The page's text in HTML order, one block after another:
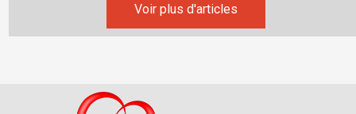
Voir plus d'articles